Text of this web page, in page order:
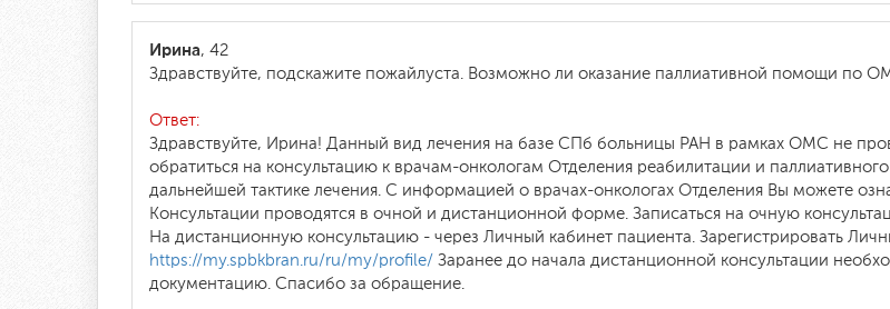
Ирина, 42
Здравствуйте, подскажите пожайлуста. Возможно ли оказание паллиативной помощи по
Ответ:
Здравствуйте, Ирина! Данный вид лечения на базе СПб больницы РАН в рамках ОМС не
обратиться на консультацию к врачам-онкологам Отделения реабилитации и
дальнейшей тактике лечения. С информацией о врачах-онкологах Отделения Вы можете
Консультации проводятся в очной и дистанционной форме. Записаться на очную
На дистанционную консультацию - через Личный кабинет пациента. Зарегистрировать
https://my.spbkbran.ru/ru/my/profile/ Заранее до начала дистанционной консультации
документацию. Спасибо за обращение.